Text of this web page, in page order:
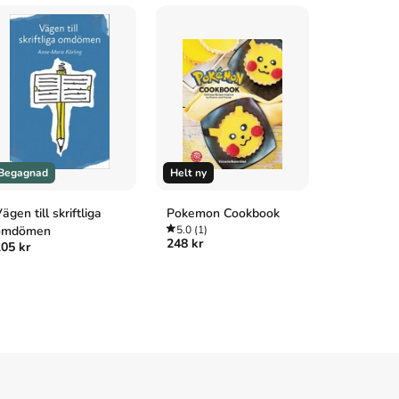
till skriftliga
kr
Helt ny
Pokemon Cookbook
5.0 (1)
248 kr